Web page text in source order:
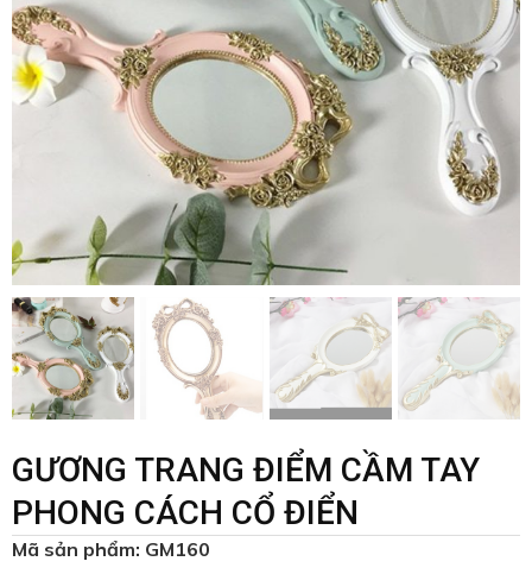
GƯƠNG TRANG ĐIỂM CẦM TAY
PHONG CÁCH CỔ ĐIỂN
Mã sản phẩm: GM160